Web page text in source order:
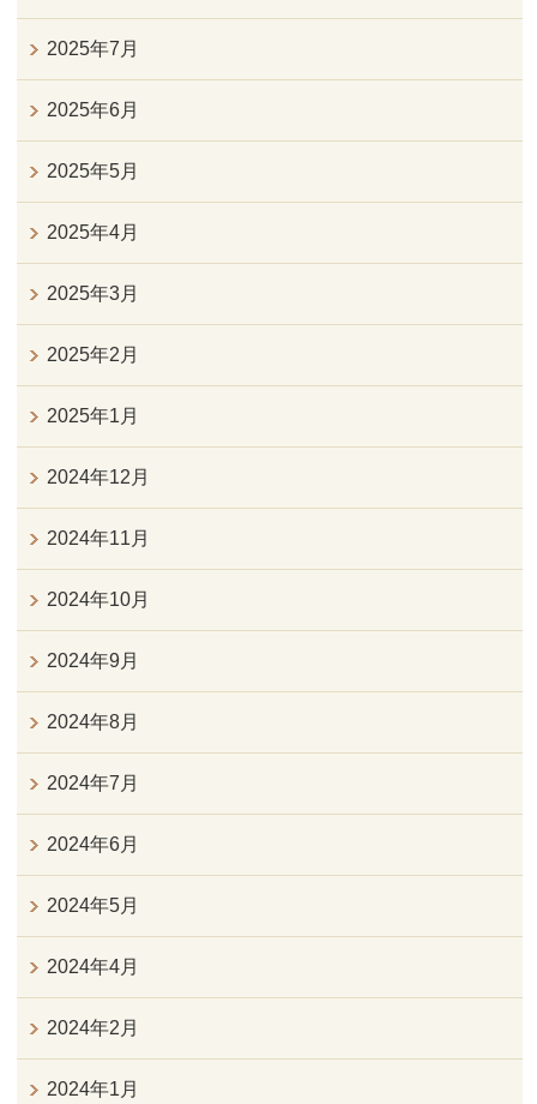
2025年7月
2025年6月
2025年5月
2025年4月
2025年3月
2025年2月
2025年1月
2024年12月
2024年11月
2024年10月
2024年9月
2024年8月
2024年7月
2024年6月
2024年5月
2024年4月
2024年2月
2024年1月